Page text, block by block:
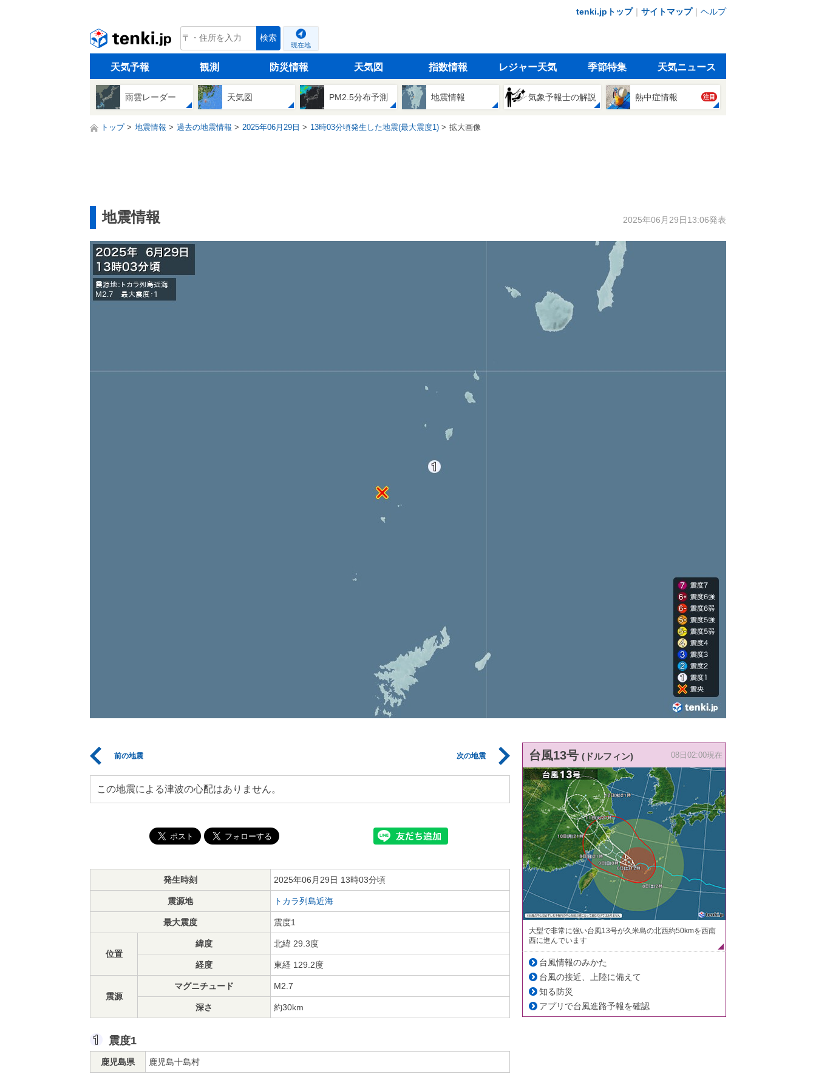
tenki.jpトップ｜ サイトマップ｜ ヘルプ
tenki.jp 検索
現在地
天気予報 観測 防災情報 天気図 指数情報 レジャー天気 季節特集 天気ニュース
雨雲レーダー 天気図 PM2.5分布予測 地震情報 気象予報士の解説 熱中症情報 注目
トップ 地震情報 過去の地震情報 2025年06月29日 13時03分頃発生した地震(最大震度1) 拡大画像
地震情報 2025年06月29日13:06発表
前の地震 次の地震
この地震による津波の心配はありません。
発生時刻 2025年06月29日 13時03分頃
震源地 トカラ列島近海
最大震度 震度1
位置
緯度 北緯 29.3度
経度 東経 129.2度
震源
マグニチュード M2.7
深さ 約30km
震度1
鹿児島県 鹿児島十島村
台風13号 (ドルフィン) 08日02:00現在
大型で非常に強い台風13号が久米島の北西約50kmを西南
西に進んでいます
台風情報のみかた
台風の接近、上陸に備えて
知る防災
アプリで台風進路予報を確認